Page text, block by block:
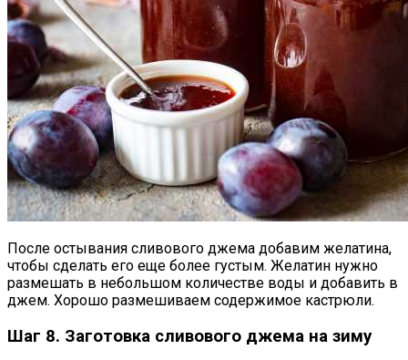
После остывания сливового джема добавим желатина,
чтобы сделать его еще более густым. Желатин нужно
размешать в небольшом количестве воды и добавить в
джем. Хорошо размешиваем содержимое кастрюли.
Шаг 8. Заготовка сливового джема на зиму